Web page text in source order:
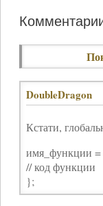
DoubleDragon
Кстати,
имя_функции
// код функции
};